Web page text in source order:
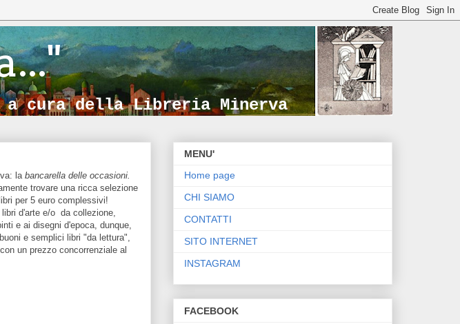
cura della Libreria Minerva
labancarella delle occasioni.
trovare una ricca selezione
per 5 euro complessivi!
d'arte e/o da collezione,
e ai disegni d'epoca, dunque,
e semplici libri "da lettura",
un prezzo concorrenziale al
MENU'
Home page
CHI SIAMO
CONTATTI
SITO INTERNET
INSTAGRAM
FACEBOOK